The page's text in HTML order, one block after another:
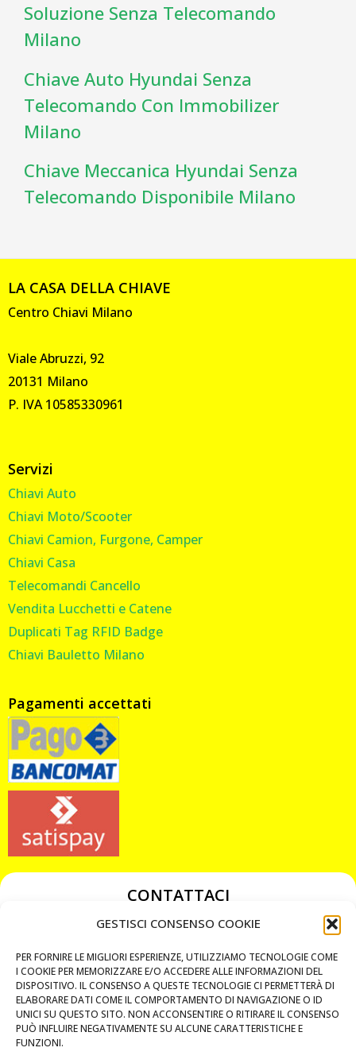
GESTISCI CONSENSO COOKIE
PER FORNIRE LE MIGLIORI ESPERIENZE, UTILIZZIAMO TECNOLOGIE COME
I COOKIE PER MEMORIZZARE E/O ACCEDERE ALLE INFORMAZIONI DEL
DISPOSITIVO. IL CONSENSO A QUESTE TECNOLOGIE CI PERMETTERÀ DI
ELABORARE DATI COME IL COMPORTAMENTO DI NAVIGAZIONE O ID
UNICI SU QUESTO SITO. NON ACCONSENTIRE O RITIRARE IL CONSENSO
PUÒ INFLUIRE NEGATIVAMENTE SU ALCUNE CARATTERISTICHE E
FUNZIONI.
Soluzione Senza Telecomando
Milano
Chiave Auto Hyundai Senza
Telecomando Con Immobilizer
Milano
Chiave Meccanica Hyundai Senza
Telecomando Disponibile Milano
LA CASA DELLA CHIAVE
Centro Chiavi Milano
Viale Abruzzi, 92
20131 Milano
P. IVA 10585330961
Servizi
Chiavi Auto
Chiavi Moto/Scooter
Chiavi Camion, Furgone, Camper
Chiavi Casa
Telecomandi Cancello
Vendita Lucchetti e Catene
Duplicati Tag RFID Badge
Chiavi Bauletto Milano
Pagamenti accettati
CONTATTACI
349 3863811
chiavicodificate@gmail.com
Privacy Policy
Cookie Policy